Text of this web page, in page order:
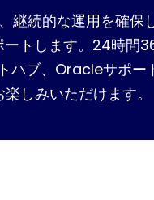
継続的な運用を確保
トします。24時間
ハブ、Oracleサポー
しみいただけます。